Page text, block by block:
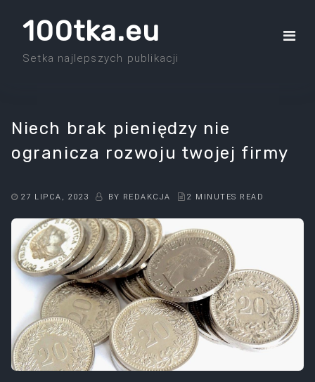
100tka.eu
Setka najlepszych publikacji
Niech brak pieniędzy nie
ogranicza rozwoju twojej firmy
27 LIPCA, 2023 BY REDAKCJA 2 MINUTES READ